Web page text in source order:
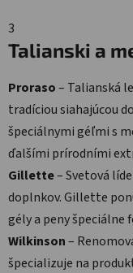
3
Talianski a
Proraso– Talianská
tradíciou siahajúcou
špeciálnymi géľmi s
ďalšími prírodními
Gillette– Svetová
doplnkov. Gillette
gély a peny špeciálne
Wilkinson–
špecializuje na